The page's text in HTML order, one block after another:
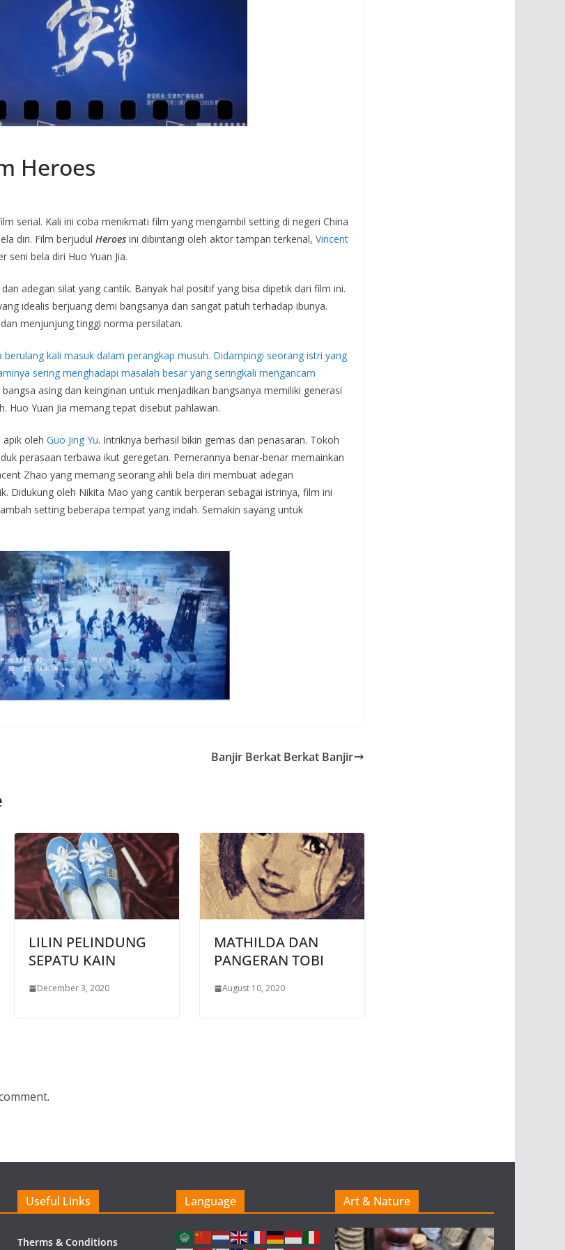
Heroes
serial. Kali ini coba menikmati film yang mengambil setting di negeri China
diri. Film berjudul Heroes ini dibintangi oleh aktor tampan terkenal, Vincent
seni bela diri Huo Yuan Jia.
adegan silat yang cantik. Banyak hal positif yang bisa dipetik dari film ini.
idealis berjuang demi bangsanya dan sangat patuh terhadap ibunya.
menjunjung tinggi norma persilatan.
kali masuk dalam perangkap musuh. Didampingi seorang istri yang
sering menghadapi masalah besar yang seringkali mengancam
asing dan keinginan untuk menjadikan bangsanya memiliki generasi
Huo Yuan Jia memang tepat disebut pahlawan.
apik oleh Guo Jing Yu. Intriknya berhasil bikin gemas dan penasaran. Tokoh
perasaan terbawa ikut geregetan. Pemerannya benar-benar memainkan
Zhao yang memang seorang ahli bela diri membuat adegan
Didukung oleh Nikita Mao yang cantik berperan sebagai istrinya, film ini
setting beberapa tempat yang indah. Semakin sayang untuk
Banjir Berkat Berkat Banjir
LILIN PELINDUNG
SEPATU KAIN
December 3, 2020
MATHILDA DAN
PANGERAN TOBI
August 10, 2020
Useful Links
Therms & Conditions
Language Art & Nature